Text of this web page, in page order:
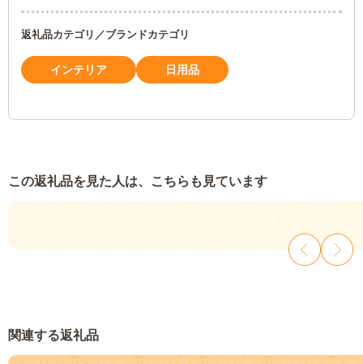
返礼品カテゴリ／ブランドカテゴリ
インテリア 日用品
この返礼品を見た人は、こちらも見ています
関連する返礼品